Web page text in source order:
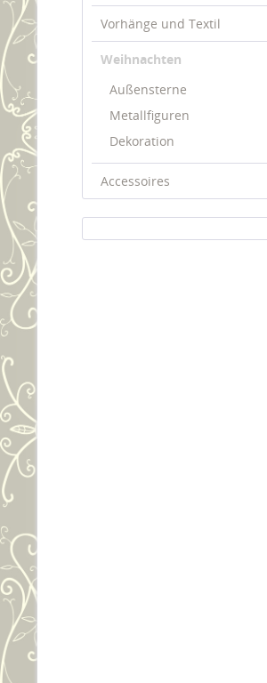
Vorhänge und Textil
Weihnachten
Außensterne
Metallfiguren
Dekoration
Accessoires